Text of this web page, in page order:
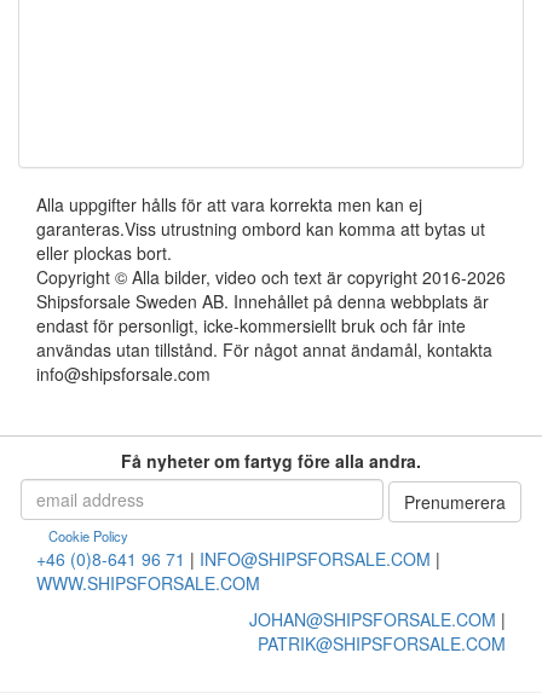
Alla uppgifter hålls för att vara korrekta men kan ej
garanteras.Viss utrustning ombord kan komma att bytas ut
eller plockas bort.
Copyright © Alla bilder, video och text är copyright 2016-2026
Shipsforsale Sweden AB. Innehållet på denna webbplats är
endast för personligt, icke-kommersiellt bruk och får inte
användas utan tillstånd. För något annat ändamål, kontakta
info@shipsforsale.com
Få nyheter om fartyg före alla andra.
Cookie Policy
+46 (0)8-641 96 71 | INFO@SHIPSFORSALE.COM |
WWW.SHIPSFORSALE.COM
JOHAN@SHIPSFORSALE.COM |
PATRIK@SHIPSFORSALE.COM